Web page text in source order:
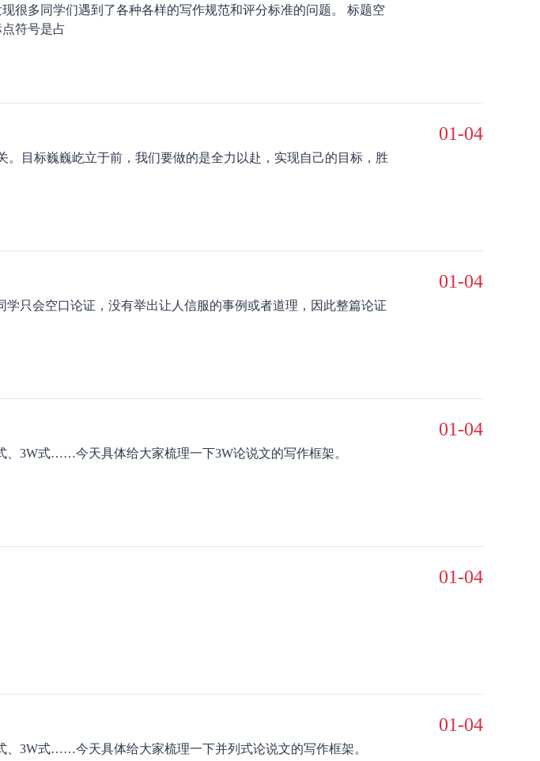
很多同学们遇到了各种各样的写作规范和评分标准的问题。 标题空
符号是占
目标巍巍屹立于前，我们要做的是全力以赴，实现自己的目标，胜
01-04
只会空口论证，没有举出让人信服的事例或者道理，因此整篇论证
01-04
3W式……今天具体给大家梳理一下3W论说文的写作框架。
01-04
01-04
3W式……今天具体给大家梳理一下并列式论说文的写作框架。
01-04